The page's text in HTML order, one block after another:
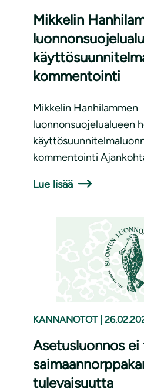
Mikkelin
kommentointi
Mikkelin Hanhilammen
luonnonsuojelualueen
kommentointi
Lue lisää
KANNANOTOT
Asetusluonnos ei
tulevaisuutta